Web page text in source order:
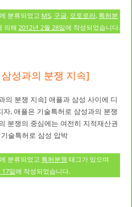
분류되었고 MS, 구글, 모토로라, 특허분
의해 2012년 2월 28일에 작성되었습니다.
성과의 분쟁 지속]
의 분쟁 지속] 애플과 삼성 사이에 디
, 애플은 기술특허로 삼성과의 분쟁
분쟁의 중심에는 여전히 지적재산권
술특허로 삼성 압박
분류되었고 특허분쟁 태그가 있으며
일에 작성되었습니다.